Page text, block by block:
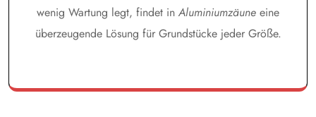
wenig Wartung legt, findet in Aluminiumzäune eine
überzeugende Lösung für Grundstücke jeder Größe.